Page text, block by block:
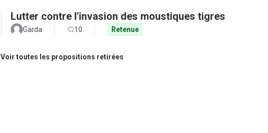
Lutter contre l'invasion des moustiques tigres
Garda 10 Retenue
Voir toutes les propositions retirées